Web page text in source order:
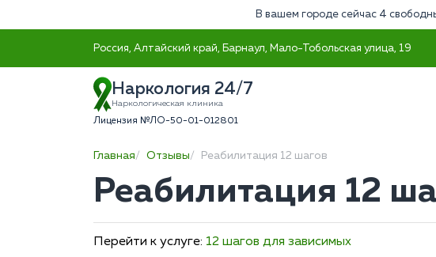
В вашем городе сейчас 4
Россия, Алтайский край, Барнаул, Мало-Тобольская улица, 19
Наркология 24/7
Наркологическая клиника
Лицензия №ЛО-50-01-012801
Главная Отзывы Реабилитация 12 шагов
Реабилитация 12
Перейти к услуге: 12 шагов для зависимых